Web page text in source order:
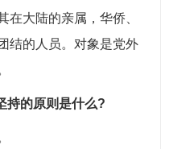
在大陆的亲属，华侨、
结的人员。对象是党外
持的原则是什么?